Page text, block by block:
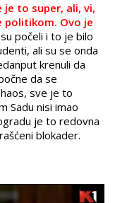
je to super, ali, vi,
politikom. Ovo je
počeli i to je bilo
ali su se onda
krenuli da
da se
sve je to
Sadu nisi imao
je to redovna
blokader.